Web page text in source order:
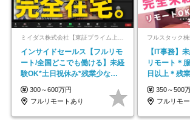
ミイダス株式会社【東証プライム上場パーソルグループ】
インサイドセールス【フルリモ
ート/全国どこでも働ける】未経
験OK*土日祝休み*残業少なめ*
在宅勤務手当あり
300～600万円
フルリモートあり
フルスタック
【IT事務】
リモート＊
日以上＊残
以上
350～500
フルリモ